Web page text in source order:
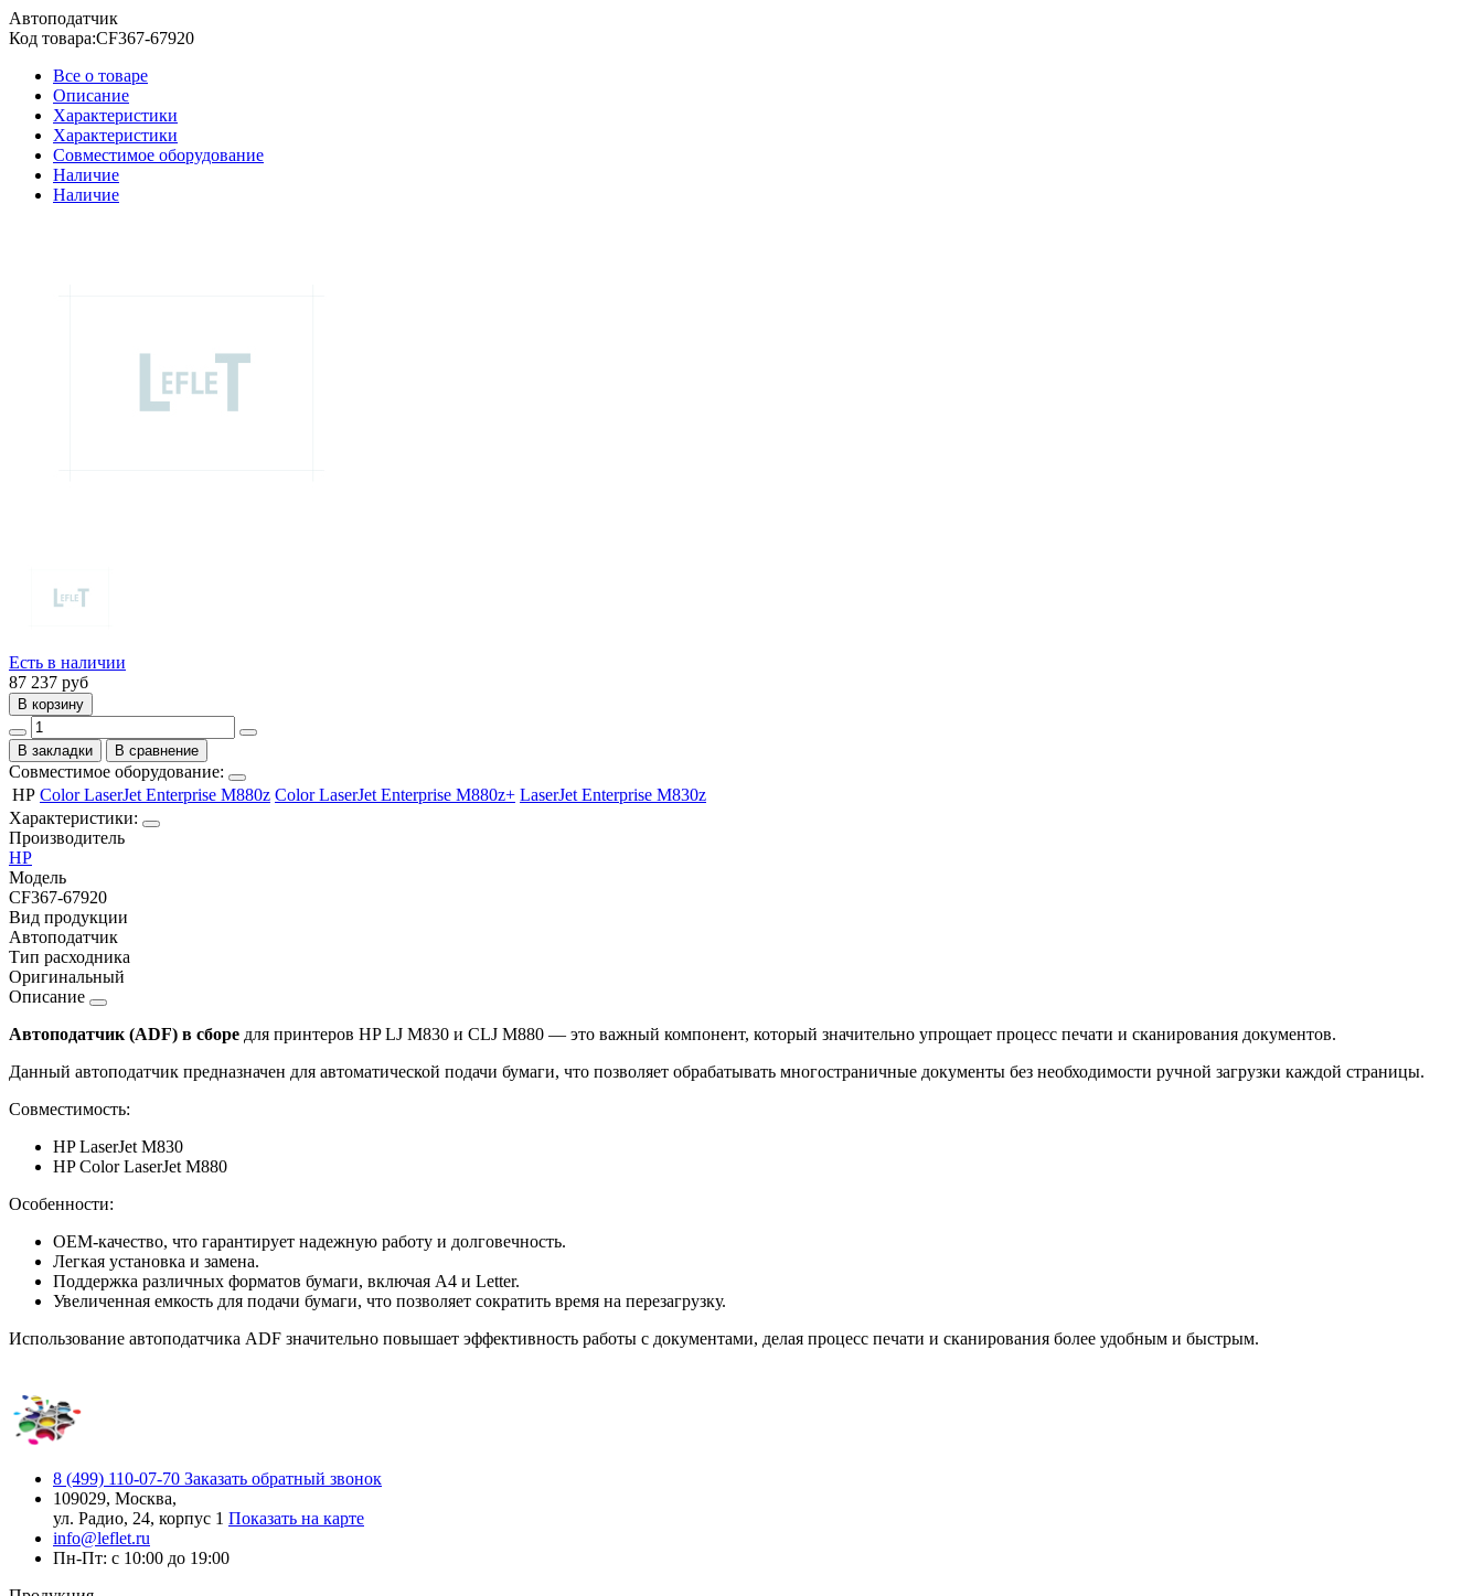
Автоподатчик
Код товара:CF367-67920
Все о товаре
Описание
Характеристики
Характеристики
Совместимое оборудование
Наличие
Наличие
Есть в наличии
87 237 руб
В корзину
В закладки В сравнение
Совместимое оборудование:
HP Color LaserJet Enterprise M880z Color LaserJet Enterprise M880z+ LaserJet Enterprise M830z
Характеристики:
Производитель
HP
Модель
CF367-67920
Вид продукции
Автоподатчик
Тип расходника
Оригинальный
Описание
Автоподатчик (ADF) в сборе для принтеров HP LJ M830 и CLJ M880 — это важный компонент, который значительно упрощает процесс печати и сканирования документов.
Данный автоподатчик предназначен для автоматической подачи бумаги, что позволяет обрабатывать многостраничные документы без необходимости ручной загрузки каждой страницы.
Совместимость:
HP LaserJet M830
HP Color LaserJet M880
Особенности:
OEM-качество, что гарантирует надежную работу и долговечность.
Легкая установка и замена.
Поддержка различных форматов бумаги, включая A4 и Letter.
Увеличенная емкость для подачи бумаги, что позволяет сократить время на перезагрузку.
Использование автоподатчика ADF значительно повышает эффективность работы с документами, делая процесс печати и сканирования более удобным и быстрым.
8 (499) 110-07-70 Заказать обратный звонок
109029, Москва,
ул. Радио, 24, корпус 1 Показать на карте
info@leflet.ru
Пн-Пт: с 10:00 до 19:00